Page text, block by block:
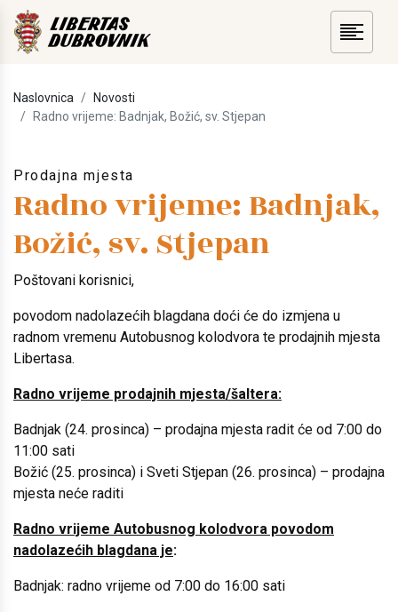
Naslovnica
Novosti
Radno vrijeme: Badnjak, Božić, sv. Stjepan
Prodajna mjesta
Radno vrijeme: Badnjak,
Božić, sv. Stjepan
Poštovani korisnici,
povodom nadolazećih blagdana doći će do izmjena u
radnom vremenu Autobusnog kolodvora te prodajnih mjesta
Libertasa.
Radno vrijeme prodajnih mjesta/šaltera:
Badnjak (24. prosinca) – prodajna mjesta radit će od 7:00 do
11:00 sati
Božić (25. prosinca) i Sveti Stjepan (26. prosinca) – prodajna
mjesta neće raditi
Radno vrijeme Autobusnog kolodvora povodom
nadolazećih blagdana je:
Badnjak: radno vrijeme od 7:00 do 16:00 sati